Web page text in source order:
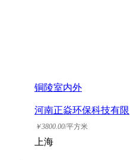
铜陵室内外
河南正焱环保科技有限
公司
￥3800.00/平方米
上海